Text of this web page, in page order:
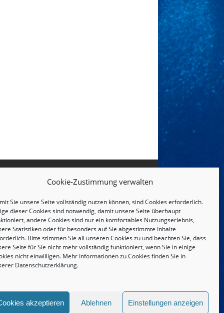
Cookie-Zustimmung verwalten
Sie unsere Seite vollständig nutzen können, sind Cookies erforderlich.
dieser Cookies sind notwendig, damit unsere Seite überhaupt
andere Cookies sind nur ein komfortables Nutzungserlebnis,
Statistiken oder für besonders auf Sie abgestimmte Inhalte
Bitte stimmen Sie all unseren Cookies zu und beachten Sie, dass
Seite für Sie nicht mehr vollständig funktioniert, wenn Sie in einige
nicht einwilligen. Mehr Informationen zu Cookies finden Sie in
Datenschutzerklärung.
akzeptieren Ablehnen Einstellungen anzeigen
IMPRESSUM UND DATENSCHUTZERKLÄRUNG